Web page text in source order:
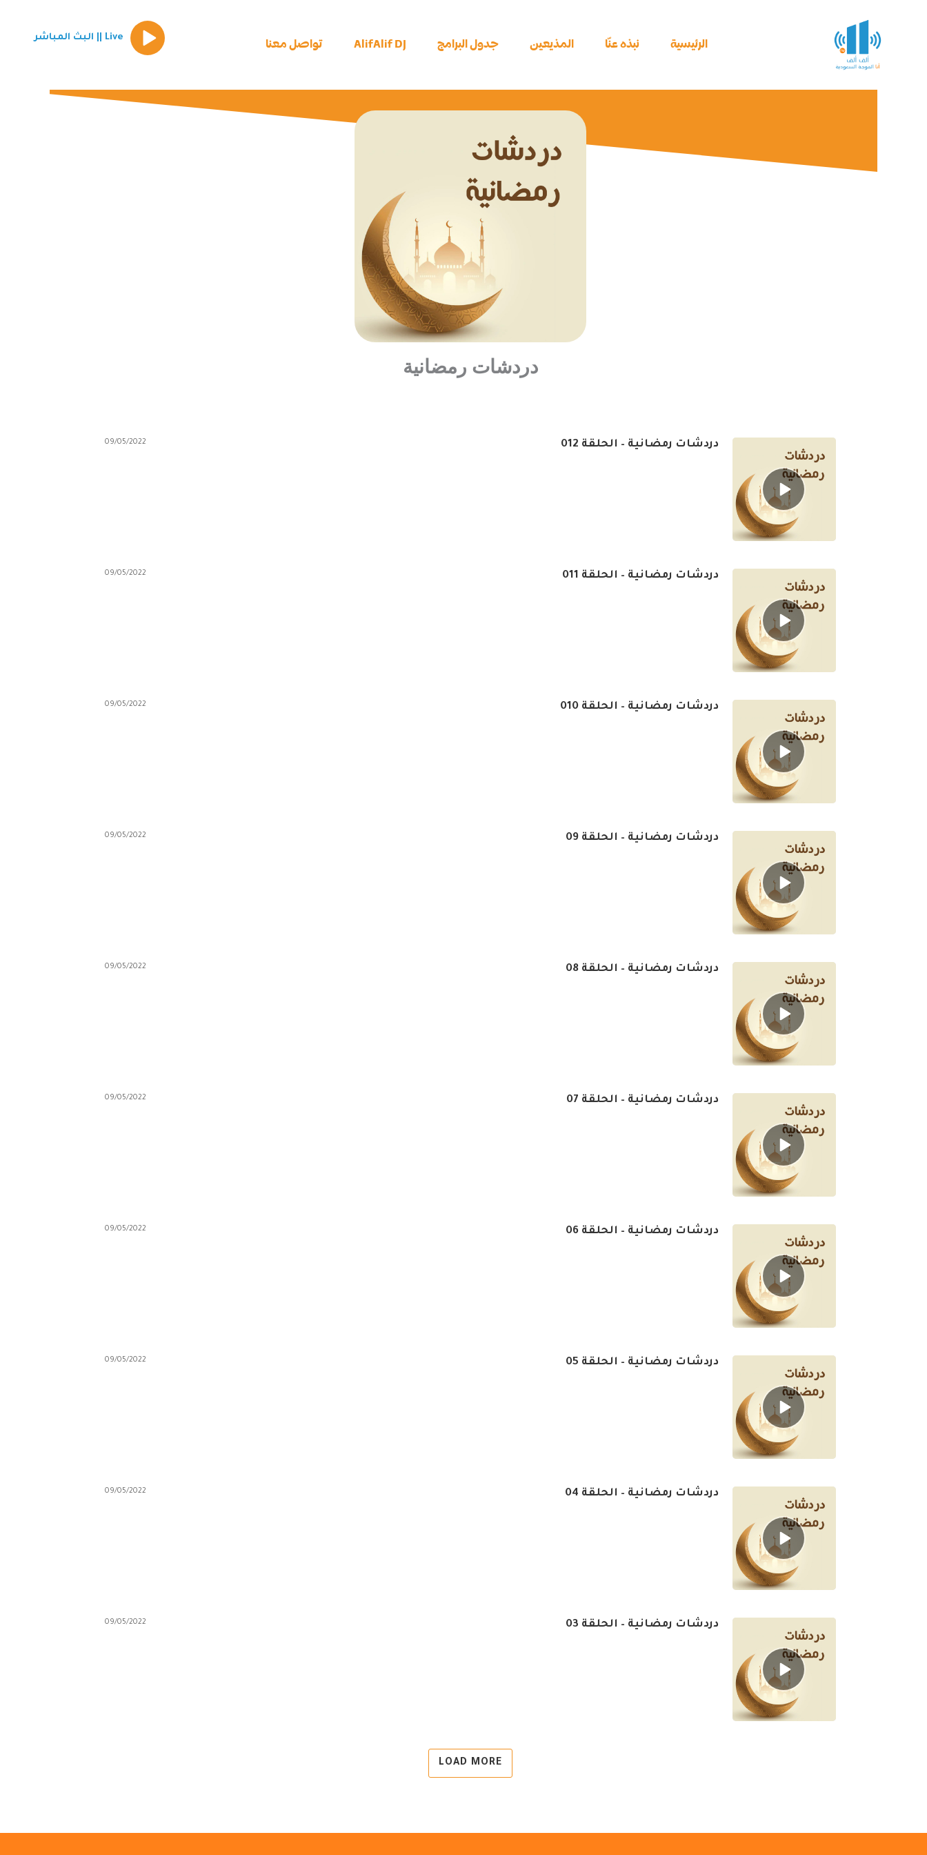
الرئيسية نبذه عنّا المذيعين جدول البرامج AlifAlif DJ تواصل معنا
Episode
play
icon
Live || البث المباشر
دردشات رمضانية
Episode
play
icon
دردشات رمضانية – الحلقة 012 09/05/2022
Episode
play
icon
دردشات رمضانية – الحلقة 011 09/05/2022
Episode
play
icon
دردشات رمضانية – الحلقة 010 09/05/2022
Episode
play
icon
دردشات رمضانية – الحلقة 09 09/05/2022
Episode
play
icon
دردشات رمضانية – الحلقة 08 09/05/2022
Episode
play
icon
دردشات رمضانية – الحلقة 07 09/05/2022
Episode
play
icon
دردشات رمضانية – الحلقة 06 09/05/2022
Episode
play
icon
دردشات رمضانية – الحلقة 05 09/05/2022
Episode
play
icon
دردشات رمضانية – الحلقة 04 09/05/2022
Episode
play
icon
دردشات رمضانية – الحلقة 03 09/05/2022
LOAD MORE